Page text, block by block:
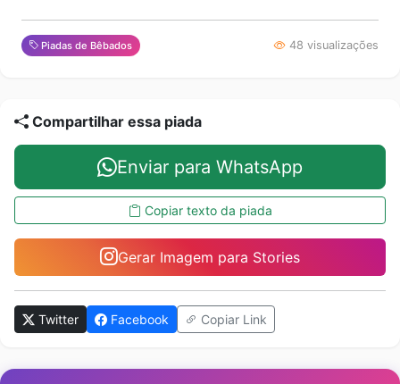
Piadas de Bêbados 48 visualizações
Compartilhar essa piada
Enviar para WhatsApp
Copiar texto da piada
Gerar Imagem para Stories
Twitter Facebook Copiar Link